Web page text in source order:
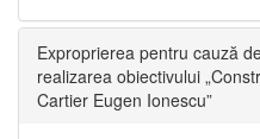
Exproprierea pentru cauză
realizarea obiectivului
Cartier Eugen Ionescu”